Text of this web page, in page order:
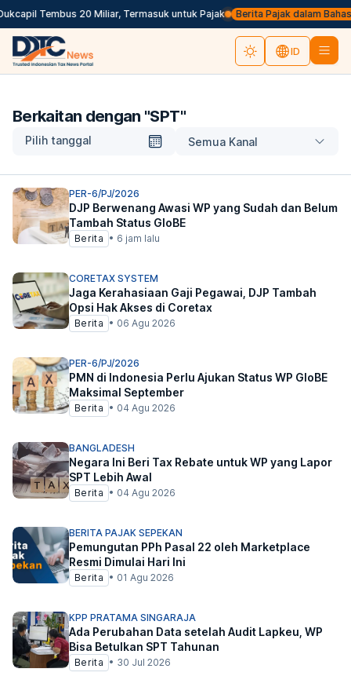
Tembus 20 Miliar, Termasuk untuk Pajak Berita Pajak dalam
ID
Berkaitan dengan "SPT"
Pilih tanggal Semua Kanal
PER-6/PJ/2026
DJP Berwenang Awasi WP yang Sudah dan Belum
Tambah Status GloBE
Berita • 6 jam lalu
CORETAX SYSTEM
Jaga Kerahasiaan Gaji Pegawai, DJP Tambah
Opsi Hak Akses di Coretax
Berita • 06 Agu 2026
PER-6/PJ/2026
PMN di Indonesia Perlu Ajukan Status WP GloBE
Maksimal September
Berita • 04 Agu 2026
BANGLADESH
Negara Ini Beri Tax Rebate untuk WP yang Lapor
SPT Lebih Awal
Berita • 04 Agu 2026
BERITA PAJAK SEPEKAN
Pemungutan PPh Pasal 22 oleh Marketplace
Resmi Dimulai Hari Ini
Berita • 01 Agu 2026
KPP PRATAMA SINGARAJA
Ada Perubahan Data setelah Audit Lapkeu, WP
Bisa Betulkan SPT Tahunan
Berita • 30 Jul 2026